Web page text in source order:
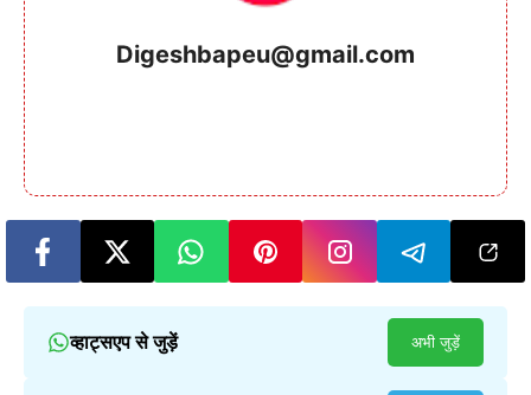
Digeshbapeu@gmail.com
व्हाट्सएप से जुड़ें अभी जुड़ें